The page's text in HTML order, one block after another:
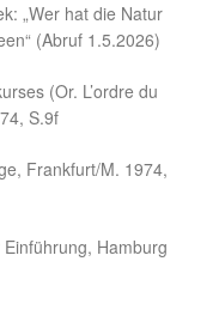
„Wer hat die Natur
(Abruf 1.5.2026)
(Or. L’ordre du
S.9f
Frankfurt/M. 1974,
Hamburg